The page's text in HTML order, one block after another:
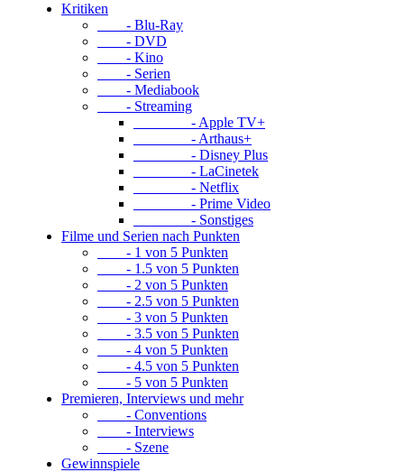
Kritiken
- Blu-Ray
- DVD
- Kino
- Serien
- Mediabook
- Streaming
- Apple TV+
- Arthaus+
- Disney Plus
- LaCinetek
- Netflix
- Prime Video
- Sonstiges
Filme und Serien nach Punkten
- 1 von 5 Punkten
- 1.5 von 5 Punkten
- 2 von 5 Punkten
- 2.5 von 5 Punkten
- 3 von 5 Punkten
- 3.5 von 5 Punkten
- 4 von 5 Punkten
- 4.5 von 5 Punkten
- 5 von 5 Punkten
Premieren, Interviews und mehr
- Conventions
- Interviews
- Szene
Gewinnspiele